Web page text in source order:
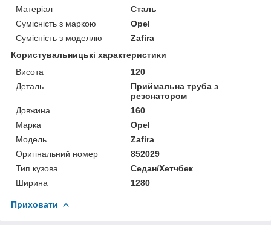
Матеріал
Сталь
Сумісність з маркою
Opel
Сумісність з моделлю
Zafira
Користувальницькі характеристики
Висота
120
Деталь
Приймальна труба з
резонатором
Довжина
160
Марка
Opel
Мoдель
Zafira
Оригінальний номер
852029
Тип кузова
Седан/Хетчбек
Ширина
1280
Приховати